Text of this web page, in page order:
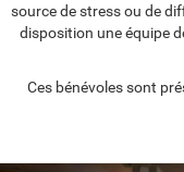
source de stress ou de
disposition une équipe
Ces bénévoles sont